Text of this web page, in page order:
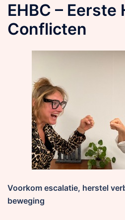
EHBC – Eerste
Conflicten
Voorkom escalatie, herstel
beweging